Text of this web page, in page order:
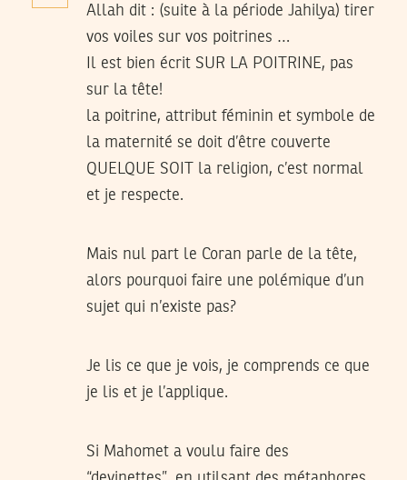
Allah dit : (suite à la période Jahilya) tirer
vos voiles sur vos poitrines …
Il est bien écrit SUR LA POITRINE, pas
sur la tête!
la poitrine, attribut féminin et symbole de
la maternité se doit d’être couverte
QUELQUE SOIT la religion, c’est normal
et je respecte.
Mais nul part le Coran parle de la tête,
alors pourquoi faire une polémique d’un
sujet qui n’existe pas?
Je lis ce que je vois, je comprends ce que
je lis et je l’applique.
Si Mahomet a voulu faire des